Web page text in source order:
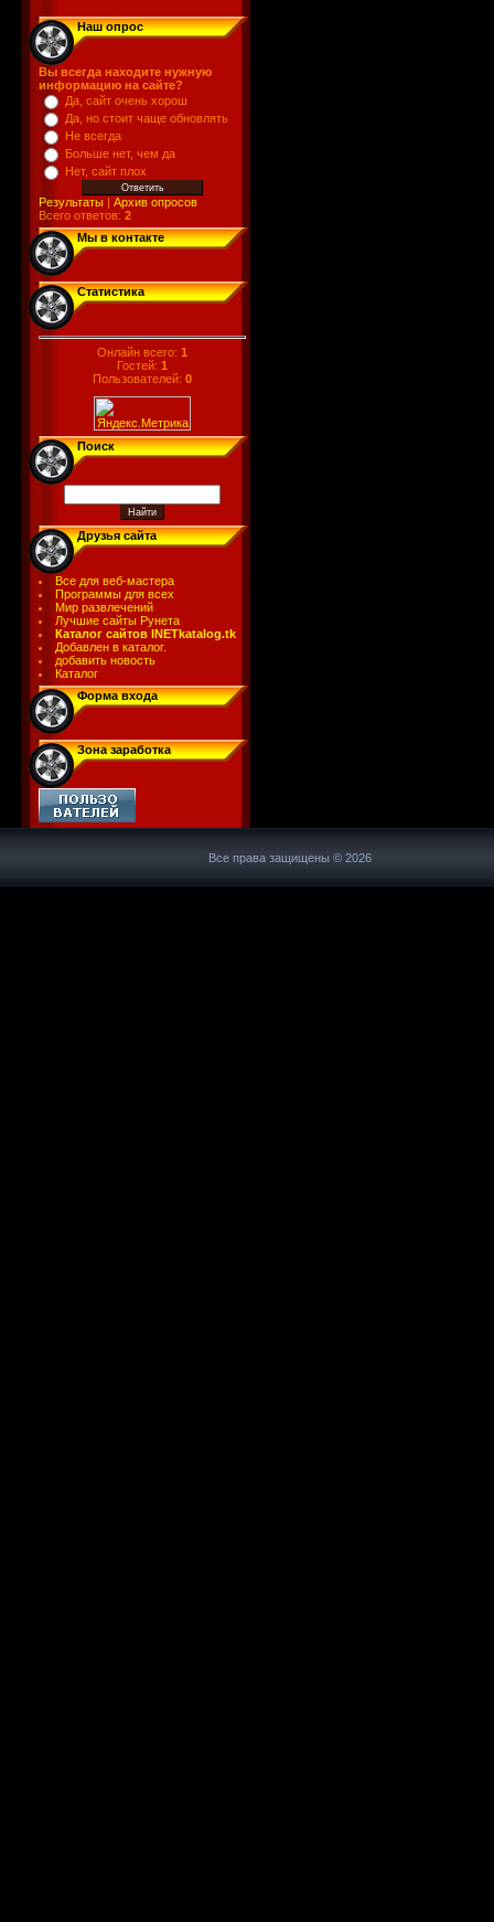
Наш опрос
Вы всегда находите нужную
информацию на сайте?
Да, сайт очень хорош
Да, но стоит чаще обновлять
Не всегда
Больше нет, чем да
Нет, сайт плох
Результаты | Архив опросов
Всего ответов: 2
Мы в контакте
Статистика
Онлайн всего: 1
Гостей: 1
Пользователей: 0
Поиск
Друзья сайта
Все для веб-мастера
Программы для всех
Мир развлечений
Лучшие сайты Рунета
Каталог сайтов INETkatalog.tk
Добавлен в каталог.
добавить новость
Каталог
Форма входа
Зона заработка
Все права защищены © 2026